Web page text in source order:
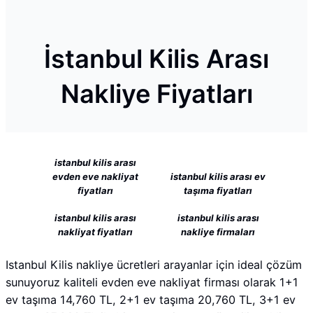
İstanbul Kilis Arası
Nakliye Fiyatları
istanbul kilis arası
evden eve nakliyat
fiyatları
istanbul kilis arası ev
taşıma fiyatları
istanbul kilis arası
nakliyat fiyatları
istanbul kilis arası
nakliye firmaları
Istanbul Kilis nakliye ücretleri arayanlar için ideal çözüm
sunuyoruz kaliteli evden eve nakliyat firması olarak 1+1
ev taşıma 14,760 TL, 2+1 ev taşıma 20,760 TL, 3+1 ev